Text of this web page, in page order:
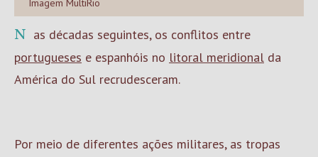
Imagem MultiRio
Nas décadas seguintes, os conflitos entre
portugueses e espanhóis no litoral meridional da
América do Sul recrudesceram.
Por meio de diferentes ações militares, as tropas